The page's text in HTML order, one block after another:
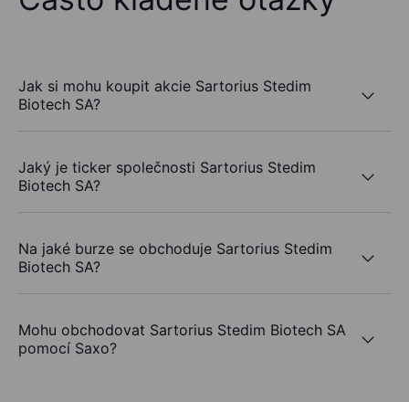
Jak si mohu koupit akcie Sartorius Stedim
Biotech SA?
Jaký je ticker společnosti Sartorius Stedim
Biotech SA?
Na jaké burze se obchoduje Sartorius Stedim
Biotech SA?
Mohu obchodovat Sartorius Stedim Biotech SA
pomocí Saxo?